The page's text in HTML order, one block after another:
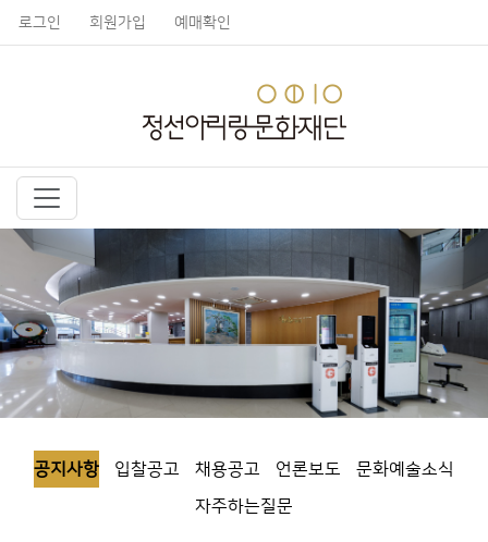
로그인 회원가입 예매확인
공지사항 입찰공고 채용공고 언론보도
문화예술소식
자주하는질문